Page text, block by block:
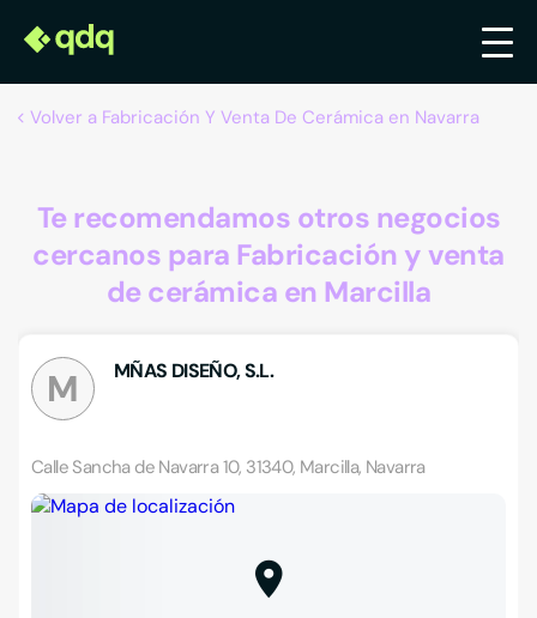
Volver a Fabricación Y Venta De Cerámica en Navarra
Te recomendamos otros negocios
cercanos para Fabricación y venta
de cerámica en Marcilla
M MÑAS DISEÑO, S.L.
Calle Sancha de Navarra 10, 31340, Marcilla, Navarra